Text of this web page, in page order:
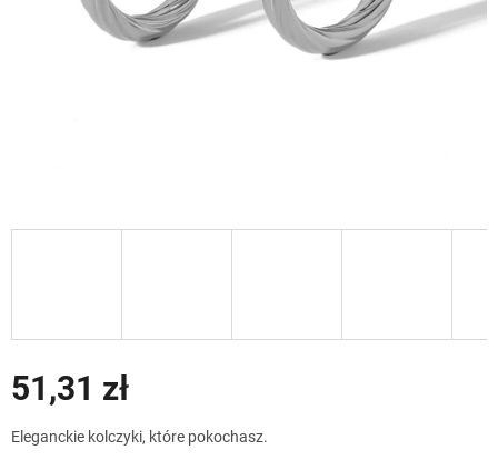
51,31 zł
jednostkowa:
Eleganckie kolczyki, które pokochasz.